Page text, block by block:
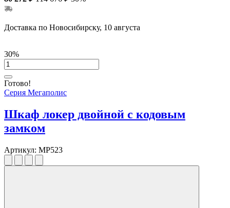
Доставка по Новосибирску, 10 августа
30%
Готово!
Серия Мегаполис
Шкаф локер двойной с кодовым
замком
Артикул: MP523